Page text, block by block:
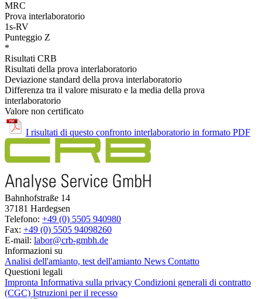
MRC
Prova interlaboratorio
1s-RV
Punteggio Z
*
Risultati CRB
Risultati della prova interlaboratorio
Deviazione standard della prova interlaboratorio
Differenza tra il valore misurato e la media della prova
interlaboratorio
Valore non certificato
I risultati di questo confronto interlaboratorio in formato PDF
Bahnhofstraße 14
37181 Hardegsen
Telefono: +49 (0) 5505 940980
Fax: +49 (0) 5505 94098260
E-mail: labor@crb-gmbh.de
Informazioni su
Analisi dell'amianto, test dell'amianto News Contatto
Questioni legali
Impronta Informativa sulla privacy Condizioni generali di contratto
(CGC) Istruzioni per il recesso